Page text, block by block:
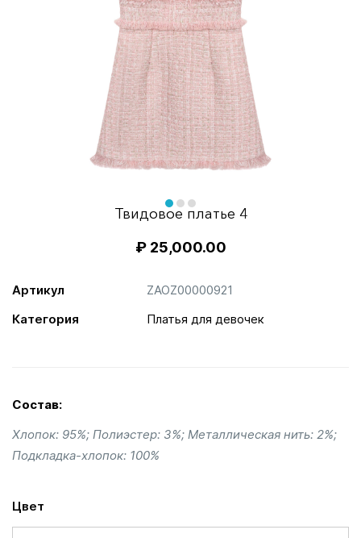
Твидовое платье 4
₽25,000.00
Артикул
ZAOZ00000921
Категория
Платья для девочек
Состав:
Хлопок: 95%; Полиэстер: 3%; Металлическая нить: 2%;
Подкладка-хлопок: 100%
Цвет
item
0
item
1
item
2